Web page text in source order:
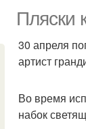
Пляски
30 апреля
артист
Во время
набок